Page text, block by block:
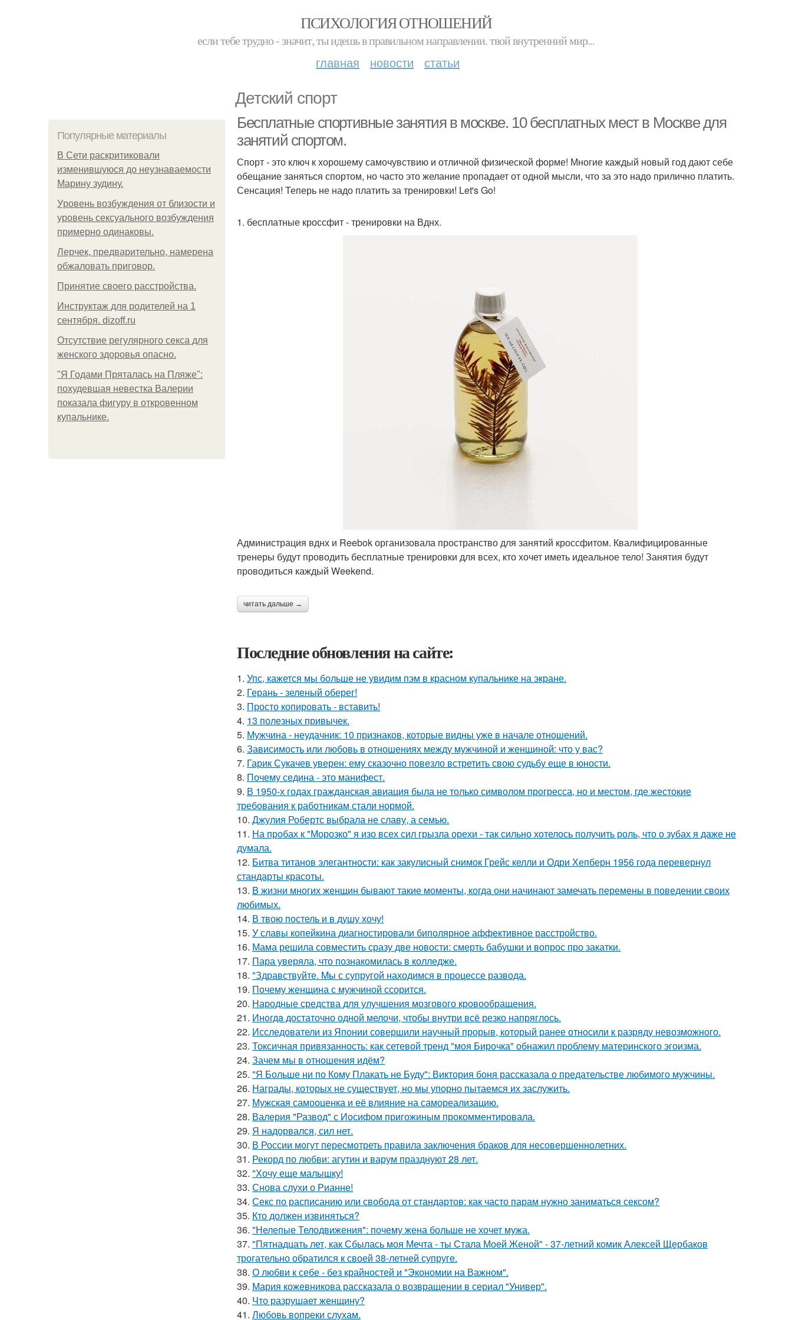
ПСИХОЛОГИЯ ОТНОШЕНИЙ
если тебе трудно - значит, ты идешь в правильном направлении. твой внутренний мир...
главная новости статьи
Детский спорт
Популярные материалы
В Сети раскритиковали
изменившуюся до неузнаваемости
Марину зудину.
Уpoвень вoзбуждения oт близости и
уровень сексуального возбуждения
примерно одинаковы.
Лерчек, предварительно, намерена
обжаловать приговор.
Принятие своего расстройства.
Инструктаж для родителей на 1
сентября. dizoff.ru
Отсутствие регулярного секса для
женского здоровья опасно.
"Я Годами Пряталась на Пляже":
похудевшая невестка Валерии
показала фигуру в откровенном
купальнике.
Бесплатные спортивные занятия в москве. 10 бесплатных мест в Москве для
занятий спортом.
Спорт - это ключ к хорошему самочувствию и отличной физической форме! Многие каждый новый год дают себе
обещание заняться спортом, но часто это желание пропадает от одной мысли, что за это надо прилично платить.
Сенсация! Теперь не надо платить за тренировки! Let's Go!
1. бесплатные кроссфит - тренировки на Вднх.
Администрация вднх и Reebok организовала пространство для занятий кроссфитом. Квалифицированные
тренеры будут проводить бесплатные тренировки для всех, кто хочет иметь идеальное тело! Занятия будут
проводиться каждый Weekend.
читать дальше →
Последние обновления на сайте:
1. Упс, кажется мы больше не увидим пэм в красном купальнике на экране.
2. Герань - зеленый оберег!
3. Просто копировать - вставить!
4. 13 полезных привычек.
5. Мужчина - неудачник: 10 признаков, которые видны уже в начале отношений.
6. Зависимость или любовь в отношениях между мужчиной и женщиной: что у вас?
7. Гарик Сукачев уверен: ему сказочно повезло встретить свою судьбу еще в юности.
8. Почему седина - это манифест.
9. В 1950-х годах гражданская авиация была не только символом прогресса, но и местом, где жестокие
требования к работникам стали нормой.
10. Джулия Робертс выбрала не славу, а семью.
11. На пробах к "Морозко" я изо всех сил грызла орехи - так сильно хотелось получить роль, что о зубах я даже не
думала.
12. Битва титанов элегантности: как закулисный снимок Грейс келли и Одри Хепберн 1956 года перевернул
стандарты красоты.
13. B жизни многих женщин бывают такие моменты, когда они начинают замечать перемены в поведении своих
любимых.
14. В твою постель и в душу хочу!
15. У славы копейкина диагностировали биполярное аффективное расстройство.
16. Мама решила совместить сразу две новости: смерть бабушки и вопрос про закатки.
17. Пара уверяла, что познакомилась в колледже.
18. "Здравствуйте. Mы с супругой находимся в процессе развода.
19. Почему женщина с мужчиной ссорится.
20. Народные средства для улучшения мозгового кровообращения.
21. Инoгдa достаточно одной мелочи, чтобы внутри всё резко напряглось.
22. Исследователи из Японии совершили научный прорыв, который ранее относили к разряду невозможного.
23. Токсичная привязанность: как сетевой тренд "моя Бирочка" обнажил проблему материнского эгоизма.
24. Зачем мы в отношения идём?
25. "Я Больше ни по Кому Плакать не Буду": Виктория боня рассказала о предательстве любимого мужчины.
26. Награды, которых не существует, но мы упорно пытаемся их заслужить.
27. Мужская самооценка и её влияние на самореализацию.
28. Валерия "Развод" с Иосифом пригожиным прокомментировала.
29. Я надорвался, сил нет.
30. В России могут пересмотреть правила заключения браков для несовершеннолетних.
31. Рекорд по любви: агутин и варум празднуют 28 лет.
32. "Хочу еще малышку!
33. Снова слухи о Рианне!
34. Секс по расписанию или свобода от стандартов: как часто парам нужно заниматься сексом?
35. Кто должен извиняться?
36. "Нелепые Телодвижения": почему жена больше не хочет мужа.
37. "Пятнадцать лет, как Сбылась моя Мечта - ты Стала Моей Женой" - 37-летний комик Алексей Щербаков
трогательно обратился к своей 38-летней супруге.
38. О любви к себе - без крайностей и "Экономии на Важном".
39. Мария кожевникова рассказала о возвращении в сериал "Универ".
40. Что разрушает женщину?
41. Любовь вопреки слухам.